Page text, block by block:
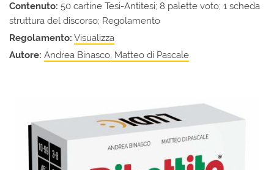
Contenuto: 50 cartine Tesi-Antitesi; 8 palette voto; 1 scheda
struttura del discorso; Regolamento
Regolamento: Visualizza
Autore: Andrea Binasco, Matteo di Pascale